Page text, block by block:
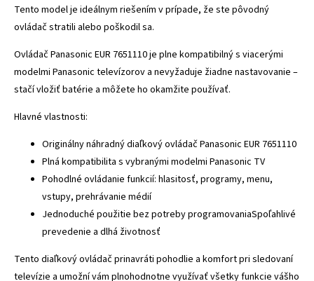
Tento model je ideálnym riešením v prípade, že ste pôvodný
ovládač stratili alebo poškodil sa.
Ovládač Panasonic EUR 7651110 je plne kompatibilný s viacerými
modelmi Panasonic televízorov a nevyžaduje žiadne nastavovanie –
stačí vložiť batérie a môžete ho okamžite používať.
Hlavné vlastnosti:
Originálny náhradný diaľkový ovládač Panasonic EUR 7651110
Plná kompatibilita s vybranými modelmi Panasonic TV
Pohodlné ovládanie funkcií: hlasitosť, programy, menu,
vstupy, prehrávanie médií
Jednoduché použitie bez potreby programovaniaSpoľahlivé
prevedenie a dlhá životnosť
Tento diaľkový ovládač prinavráti pohodlie a komfort pri sledovaní
televízie a umožní vám plnohodnotne využívať všetky funkcie vášho